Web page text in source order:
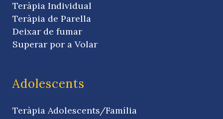
Teràpia Individual
Teràpia de Parella
Deixar de fumar
Superar por a Volar
Adolescents
Teràpia Adolescents/Família